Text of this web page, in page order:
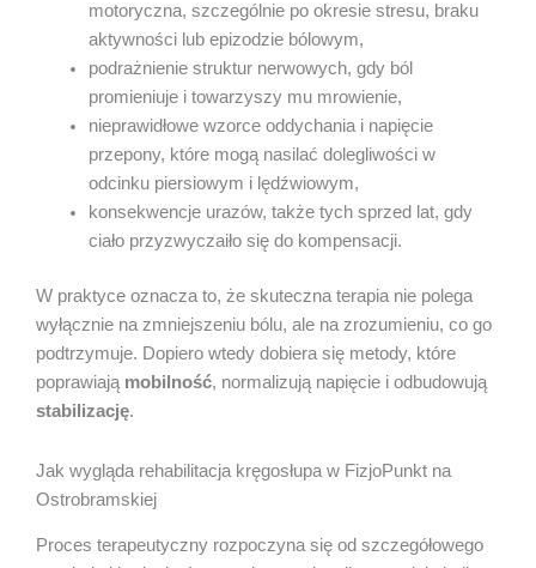
motoryczna, szczególnie po okresie stresu, braku
aktywności lub epizodzie bólowym,
podrażnienie struktur nerwowych, gdy ból
promieniuje i towarzyszy mu mrowienie,
nieprawidłowe wzorce oddychania i napięcie
przepony, które mogą nasilać dolegliwości w
odcinku piersiowym i lędźwiowym,
konsekwencje urazów, także tych sprzed lat, gdy
ciało przyzwyczaiło się do kompensacji.
W praktyce oznacza to, że skuteczna terapia nie polega
wyłącznie na zmniejszeniu bólu, ale na zrozumieniu, co go
podtrzymuje. Dopiero wtedy dobiera się metody, które
poprawiają mobilność, normalizują napięcie i odbudowują
stabilizację.
Jak wygląda rehabilitacja kręgosłupa w FizjoPunkt na
Ostrobramskiej
Proces terapeutyczny rozpoczyna się od szczegółowego